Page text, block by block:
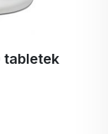
tabletek